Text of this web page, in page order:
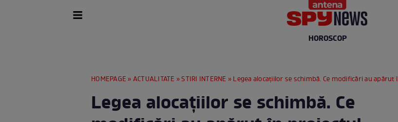
HOROSCOP
HOMEPAGE »ACTUALITATE »STIRI INTERNE » Legea alocațiilor se schimbă. Ce modificări au apărut în proiectul adoptat de Senat
Legea alocațiilor se schimbă. Ce